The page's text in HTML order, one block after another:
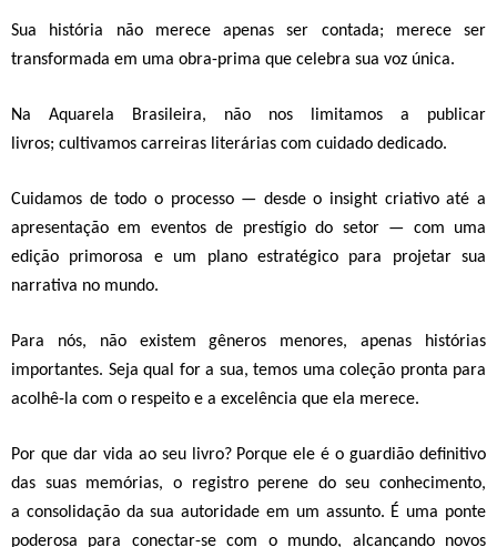
Sua história não merece apenas ser contada; merece ser
transformada em uma obra-prima que celebra sua voz única.
Na Aquarela Brasileira, não nos limitamos a publicar
livros; cultivamos carreiras literárias com cuidado dedicado.
Cuidamos detodo o processo — desde o insight criativo até a
apresentação em eventos de prestígio do setor— com uma
edição primorosa e um plano estratégico para projetar sua
narrativa no mundo.
Para nós, não existem gêneros menores, apenas histórias
importantes. Seja qual for a sua, temos uma coleção pronta para
acolhê-la com o respeito e a excelência que ela merece.
Por que dar vida ao seu livro?Porque ele é oguardião definitivo
das suas memórias, o registro perene do seu conhecimento,
a consolidação da sua autoridade em um assunto. É uma ponte
poderosa para conectar-se com o mundo, alcançando novos